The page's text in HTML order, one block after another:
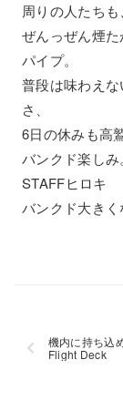
周りの人たち
ぜんっぜん煙た
パイプ。
普段は味わえな
さ、
6日の休みも高
バンクド楽しみ。
STAFFヒロキ
バンクド大きく
機内に持ち
Flight Deck